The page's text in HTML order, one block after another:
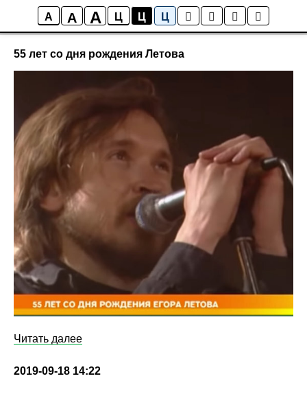
A A A Ц Ц Ц
СМИ о нас
55 лет со дня рождения Летова
Читать далее
2019-09-18 14:22